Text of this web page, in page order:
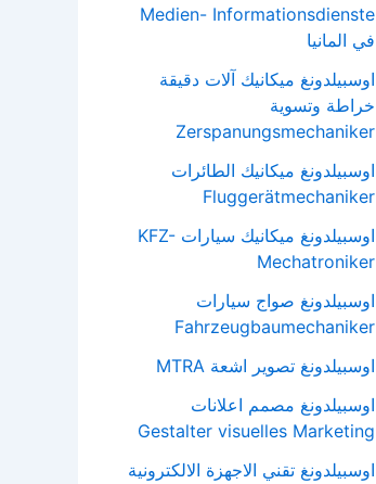
Medien- Informationsdienste
في المانيا
اوسبيلدونغ ميكانيك آلات دقيقة
خراطة وتسوية
Zerspanungsmechaniker
اوسبيلدونغ ميكانيك الطائرات
Fluggerätmechaniker
اوسبيلدونغ ميكانيك سيارات KFZ-
Mechatroniker
اوسبيلدونغ صواج سيارات
Fahrzeugbaumechaniker
اوسبيلدونغ تصوير اشعة MTRA
اوسبيلدونغ مصمم اعلانات
Gestalter visuelles Marketing
اوسبيلدونغ تقني الاجهزة الالكترونية